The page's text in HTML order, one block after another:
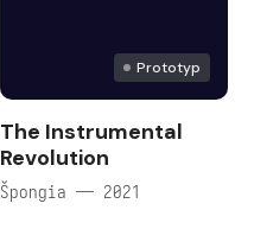
Prototyp
The Instrumental
Revolution
Špongia — 2021